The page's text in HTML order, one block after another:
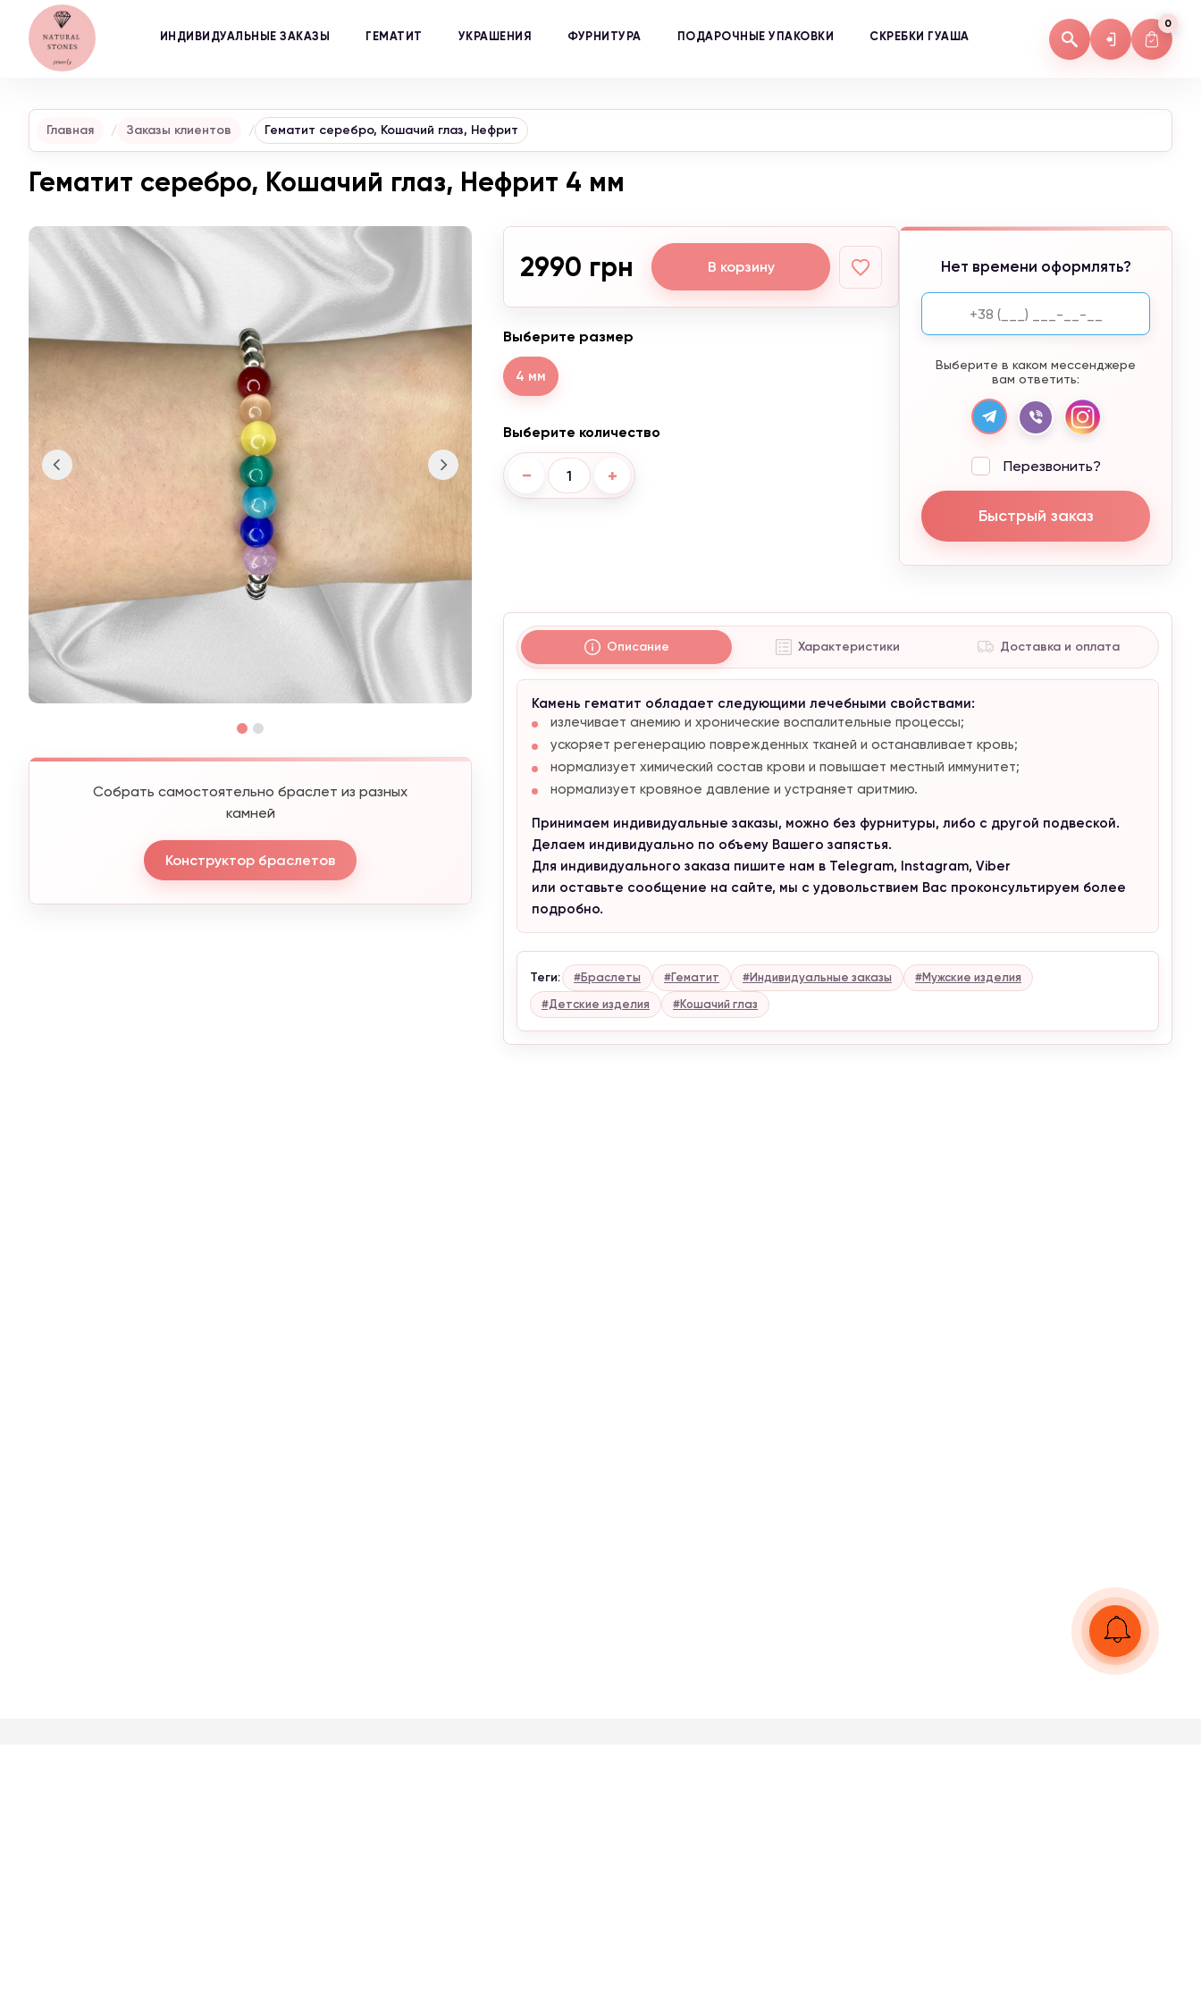
Акция от 4300 ₴
При заказе от 4300 грн,кольцов подарок и бесплатная доставка.
Информация для клиентов
Внимание, сейчас проводится корректировка цен. Уточняйте
ИНДИВИДУАЛЬНЫЕ ЗАКАЗЫ ГЕМАТИТ УКРАШЕНИЯ ФУРНИТУРА ПОДАРОЧНЫЕ УПАКОВКИ СКРЕБКИ ГУАША
0
Главная Заказы клиентов Гематит серебро, Кошачий глаз, Нефрит
Гематит серебро, Кошачий глаз, Нефрит 4 мм
Собрать самостоятельно браслет из разных
камней
Конструктор браслетов
2990 грн В корзину
Выберите размер
4 мм
Выберите количество
− +
Нет времени оформлять?
Выберите в каком мессенджере
вам ответить:
Перезвонить?
Быстрый заказ
Описание Характеристики Доставка и оплата
Камень гематит обладает следующими лечебными свойствами:
излечивает анемию и хронические воспалительные процессы;
ускоряет регенерацию поврежденных тканей и останавливает кровь;
нормализует химический состав крови и повышает местный иммунитет;
нормализует кровяное давление и устраняет аритмию.
Принимаем индивидуальные заказы, можно без фурнитуры, либо с другой подвеской.
Делаем индивидуально по объему Вашего запястья.
Для индивидуального заказа пишите нам в Telegram, Instagram, Viber
или оставьте сообщение на сайте, мы с удовольствием Вас проконсультируем более
подробно.
Теги: #Браслеты #Гематит #Индивидуальные заказы
#Мужские изделия
#Детские изделия
#Кошачий глаз